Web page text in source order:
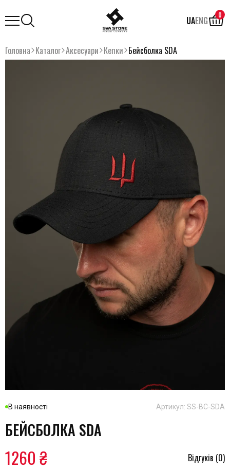
UAENG 0
Головна Каталог Аксесуари Кепки Бейсболка SDA
В наявності Артикул: SS-BC-SDA
БЕЙСБОЛКА SDA
1260 ₴ Відгуків (0)